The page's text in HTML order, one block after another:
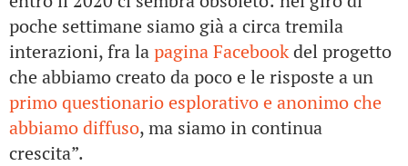
poche settimane siamo già a circa tremila
interazioni, fra lapagina Facebookdel progetto
che abbiamo creato da poco e le risposte a un
primo questionario esplorativo e anonimo che
abbiamo diffuso, ma siamo in continua
crescita”.